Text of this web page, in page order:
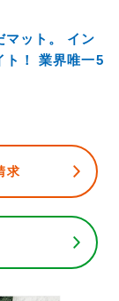
マット。 イン
ト！ 業界唯一5
求